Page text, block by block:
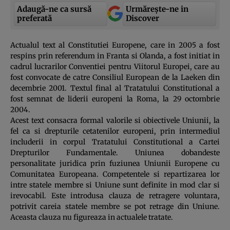
Adaugă-ne ca sursă
preferată
Urmărește-ne in
Discover
Actualul text al Constitutiei Europene, care in 2005 a fost
respins prin referendum in Franta si Olanda, a fost initiat in
cadrul lucrarilor Conventiei pentru Viitorul Europei, care au
fost convocate de catre Consiliul European de la Laeken din
decembrie 2001. Textul final al Tratatului Constitutional a
fost semnat de liderii europeni la Roma, la 29 octombrie
2004.
Acest text consacra formal valorile si obiectivele Uniunii, la
fel ca si drepturile cetatenilor europeni, prin intermediul
includerii in corpul Tratatului Constitutional a Cartei
Drepturilor Fundamentale. Uniunea dobandeste
personalitate juridica prin fuziunea Uniunii Europene cu
Comunitatea Europeana. Competentele si repartizarea lor
intre statele membre si Uniune sunt definite in mod clar si
irevocabil. Este introdusa clauza de retragere voluntara,
potrivit careia statele membre se pot retrage din Uniune.
Aceasta clauza nu figureaza in actualele tratate.